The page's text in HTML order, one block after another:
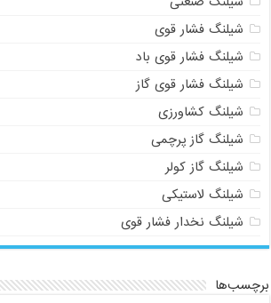
شیلنگ فشار قوی
شیلنگ فشار قوی باد
شیلنگ فشار قوی گاز
شیلنگ کشاورزی
شیلنگ گاز پرچمی
شیلنگ گاز کولر
شیلنگ لاستیکی
شیلنگ نخدار فشار قوی
برچسب‌ها